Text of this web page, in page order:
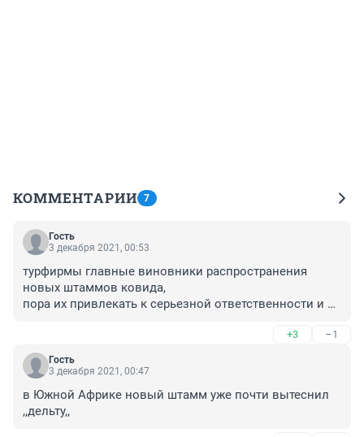
КОММЕНТАРИИ 7
Гость
3 декабря 2021, 00:53
турфирмы главные виновники распространения
новых штаммов ковида,
пора их привлекать к серьезной ответственности и
+3 –1
Гость
3 декабря 2021, 00:47
в Южной Африке новый штамм уже почти вытеснил
,,дельту,,